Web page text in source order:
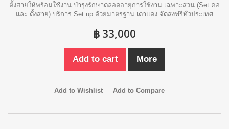
ตั้งสายให้พร้อมใช้งาน บำรุงรักษาตลอดอายุการใช้งาน เฉพาะส่วน (Set คอ
และ ตั้งสาย) บริการ Set up ด้วยมาตรฐาน เต่าแดง จัดส่งฟรีทั่วประเทศ
฿ 33,000
Add to cart More
Add to Wishlist Add to Compare